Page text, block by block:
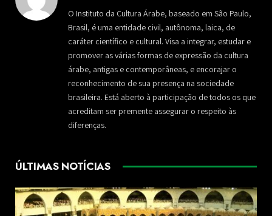
O Instituto da Cultura Árabe, baseado em São Paulo,
Brasil, é uma entidade civil, autônoma, laica, de
caráter científico e cultural. Visa a integrar, estudar e
promover as várias formas de expressão da cultura
árabe, antigas e contemporâneas, e encorajar o
reconhecimento de sua presença na sociedade
brasileira. Está aberto à participação de todos os que
acreditam ser premente assegurar o respeito às
diferenças.
ÚLTIMAS NOTÍCIAS